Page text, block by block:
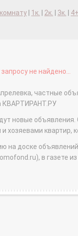
комнату 1к. 2к. 3к.
не найдено...
частные
КВАРТИРАНТ.РУ
новые
квартир,
доске объявлений
в газете из